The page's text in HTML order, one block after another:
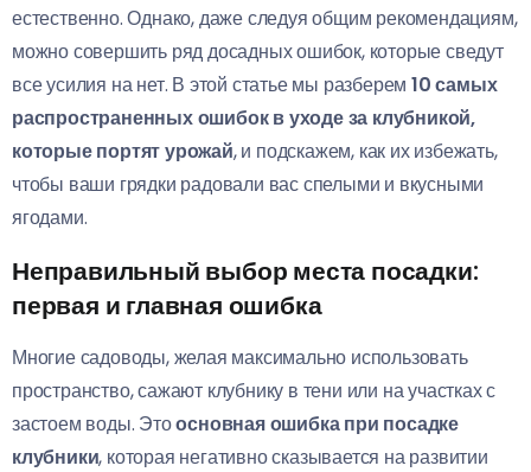
естественно. Однако, даже следуя общим рекомендациям,
можно совершить ряд досадных ошибок, которые сведут
все усилия на нет. В этой статье мы разберем 10 самых
распространенных ошибок в уходе за клубникой,
которые портят урожай, и подскажем, как их избежать,
чтобы ваши грядки радовали вас спелыми и вкусными
ягодами.
Неправильный выбор места посадки:
первая и главная ошибка
Многие садоводы, желая максимально использовать
пространство, сажают клубнику в тени или на участках с
застоем воды. Этоосновная ошибка при посадке
клубники, которая негативно сказывается на развитии